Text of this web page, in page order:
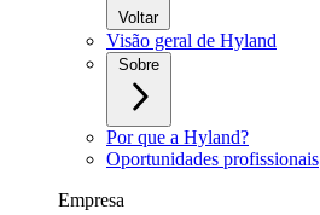
Voltar
Visão geral de Hyland
Sobre
Por que a Hyland?
Oportunidades profissionais
Empresa